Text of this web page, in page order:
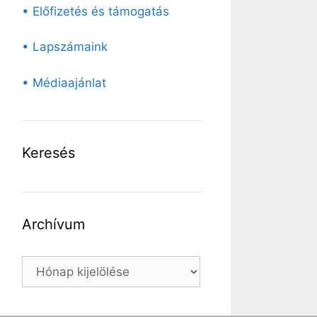
• Előfizetés és támogatás
• Lapszámaink
• Médiaajánlat
Keresés
Archívum
Archívum